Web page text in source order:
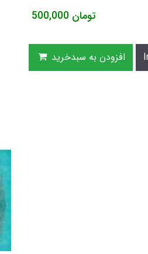
500,000 تومان
افزودن به سبدخرید